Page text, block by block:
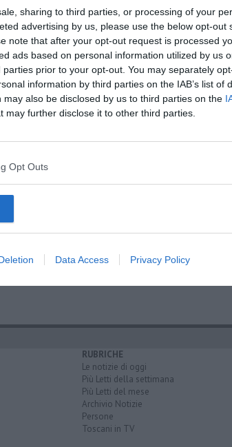
sharing to third parties, or processing of your
advertising by us, please use the below opt-out
note that after your opt-out request is processed
ads based on personal information utilized by us
prior to your opt-out. You may separately
information by third parties on the IAB’s list of
also be disclosed by us to third parties on the
may further disclose it to other third parties.
Opt Outs
Data Access Privacy Policy
RUBRICHE
Le notizie di oggi
Più Letti della settimana
Più Letti del mese
Archivio Notizie
Persone
Toscani in TV